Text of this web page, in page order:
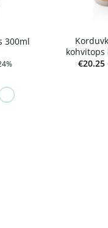
300ml
€20.25